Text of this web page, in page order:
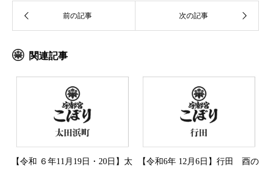
関連記事
【令和 ６年11月19日・20日】太
【令和6年 12月6日】行田 酉の